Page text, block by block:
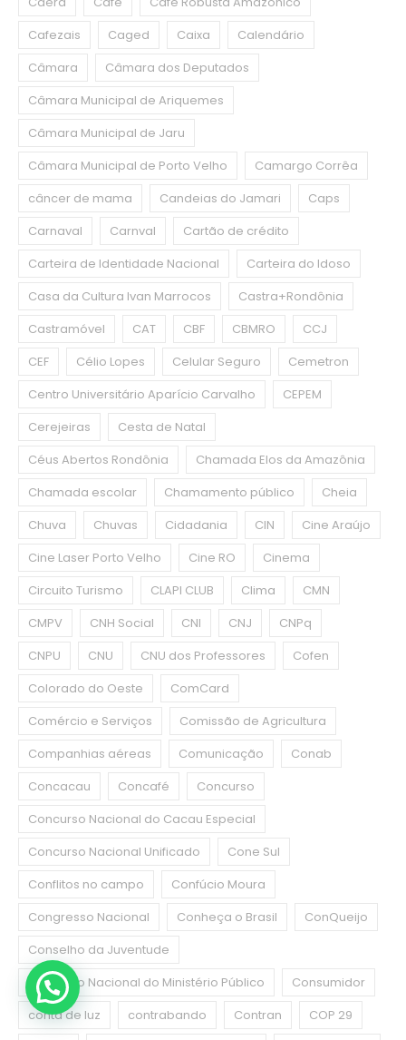
Cafezais
Caged Caixa
Calendário
Câmara
Câmara dos Deputados
Câmara Municipal de Ariquemes
Câmara Municipal de Jaru
Câmara Municipal de Porto Velho
Camargo Corrêa
câncer de mama
Candeias do Jamari
Caps
Carnaval
Carnval
Cartão de crédito
Carteira de Identidade Nacional
Carteira do Idoso
Casa da Cultura Ivan Marrocos
Castra+Rondônia
Castramóvel
CAT CBF CBMRO
CCJ
CEF
Célio Lopes Celular Seguro
Cemetron
Centro Universitário Aparício Carvalho
CEPEM
Cerejeiras
Cesta de Natal
Céus Abertos Rondônia
Chamada Elos da Amazônia
Chamada escolar
Chamamento público
Cheia
Chuva
Chuvas Cidadania CIN
Cine Araújo
Cine Laser Porto Velho
Cine RO
Cinema
Circuito Turismo
CLAPI CLUB Clima
CMN
CMPV
CNH Social CNI CNJ
CNPq
CNPU
CNU CNU dos Professores
Cofen
Colorado do Oeste
ComCard
Comércio e Serviços
Comissão de Agricultura
Companhias aéreas
Comunicação
Conab
Concacau
Concafé
Concurso
Concurso Nacional do Cacau Especial
Concurso Nacional Unificado
Cone Sul
Conflitos no campo
Confúcio Moura
Congresso Nacional
Conheça o Brasil
ConQueijo
Conselho da Juventude
Conselho Nacional do Ministério Público
Consumidor
conta de luz
contrabando Contran
COP 29